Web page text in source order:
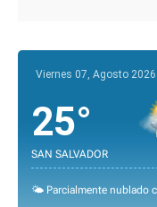
Viernes 07, Agosto 2026
25°
SAN SALVADOR
🌤️ Parcialmente nublado